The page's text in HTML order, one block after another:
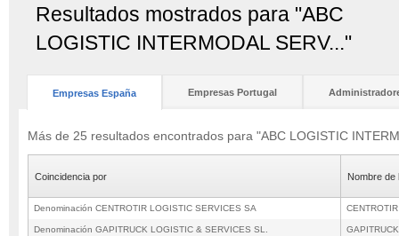
Resultados mostrados para "ABC
LOGISTIC INTERMODAL SERV..."
Empresas España Empresas Portugal
Más de 25 resultados encontrados para "ABC LOGISTIC
Coincidencia por Nombre de
Denominación CENTROTIR LOGISTIC SERVICES SA
Denominación GAPITRUCK LOGISTIC & SERVICES SL.